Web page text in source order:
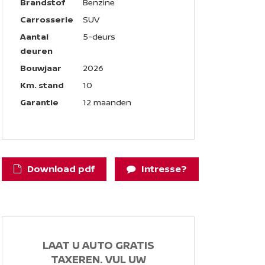
Carrosserie
SUV
Aantal
deuren
5-deurs
Bouwjaar
2026
Km. stand
10
Garantie
12 maanden
Download pdf Intresse?
LAAT U AUTO GRATIS
TAXEREN. VUL UW